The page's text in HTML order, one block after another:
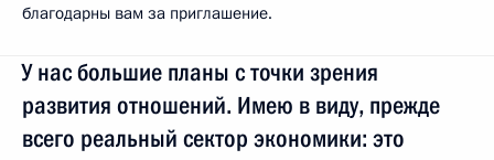
благодарны вам за приглашение.
У нас большие планы с точки зрения
развития отношений. Имею в виду, прежде
всего реальный сектор экономики: это